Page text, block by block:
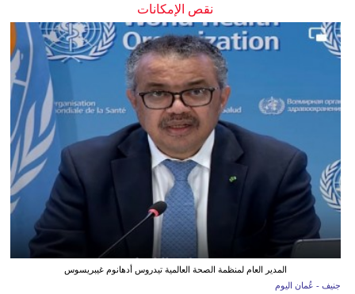
نقص الإمكانات
المدير العام لمنظمة الصحة العالمية تيدروس أدهانوم غيبريسوس
جنيف - عُمان اليوم